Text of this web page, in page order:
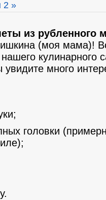
2 »
из рубленного
(моя мама)!
кулинарного
много
головки